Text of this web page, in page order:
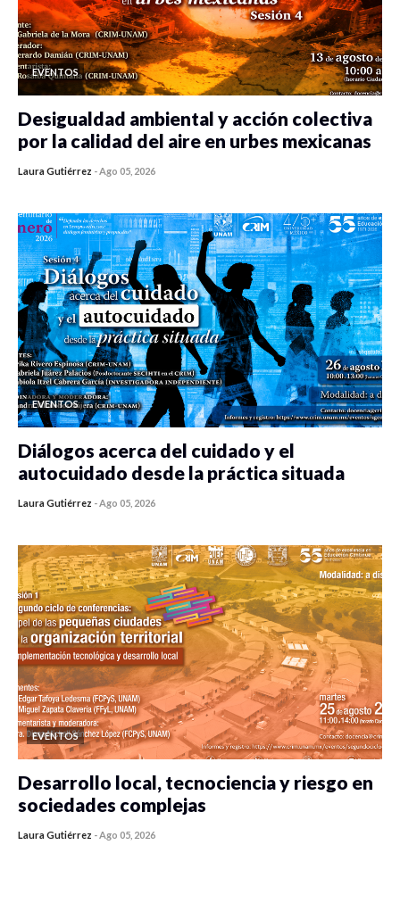
EVENTOS
Desigualdad ambiental y acción colectiva
por la calidad del aire en urbes mexicanas
Laura Gutiérrez -Ago 05, 2026
EVENTOS
Diálogos acerca del cuidado y el
autocuidado desde la práctica situada
Laura Gutiérrez -Ago 05, 2026
EVENTOS
Desarrollo local, tecnociencia y riesgo en
sociedades complejas
Laura Gutiérrez -Ago 05, 2026